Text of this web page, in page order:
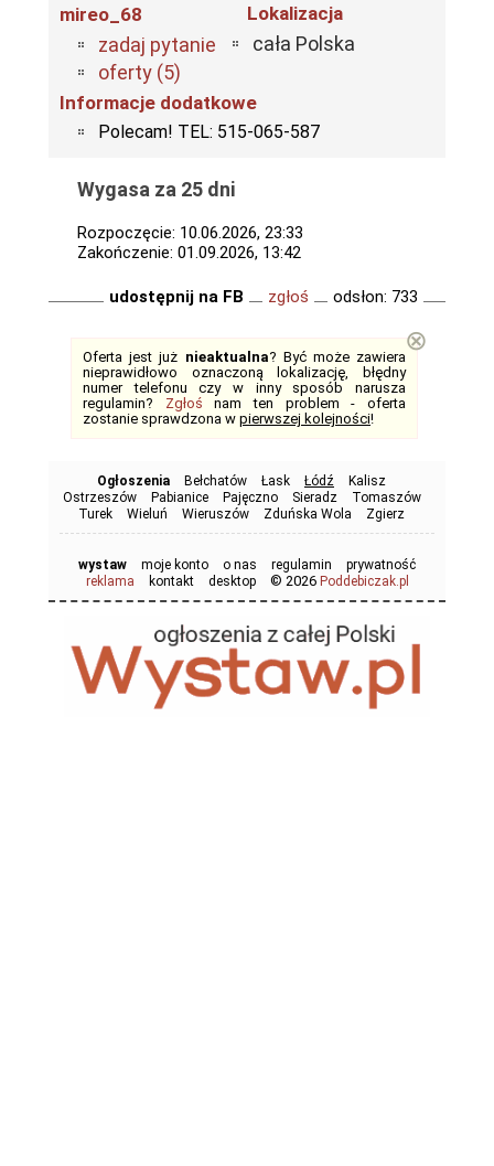
mireo_68
zadaj pytanie
oferty (5)
Lokalizacja
cała Polska
Informacje dodatkowe
Polecam! TEL: 515-065-587
Wygasa za 25 dni
Rozpoczęcie: 10.06.2026, 23:33
Zakończenie: 01.09.2026, 13:42
udostępnij na FB zgłoś odsłon: 733
Oferta jest już nieaktualna? Być może zawiera
nieprawidłowo oznaczoną lokalizację, błędny
numer telefonu czy w inny sposób narusza
regulamin? Zgłoś nam ten problem - oferta
zostanie sprawdzona w pierwszej kolejności!
⊗
Ogłoszenia Bełchatów Łask Łódź
Kalisz
Ostrzeszów
Pabianice Pajęczno Sieradz
Tomaszów
Turek
Wieluń Wieruszów Zduńska Wola Zgierz
wystaw moje konto o nas regulamin
prywatność
reklama
kontakt desktop © 2026 Poddebiczak.pl